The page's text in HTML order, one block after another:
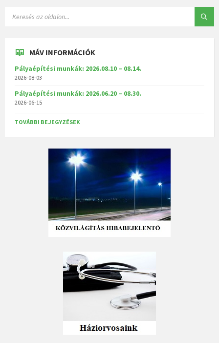
MÁV INFORMÁCIÓK
Pályaépítési munkák: 2026.08.10 – 08.14.
2026-08-03
Pályaépítési munkák: 2026.06.20 – 08.30.
2026-06-15
TOVÁBBI BEJEGYZÉSEK